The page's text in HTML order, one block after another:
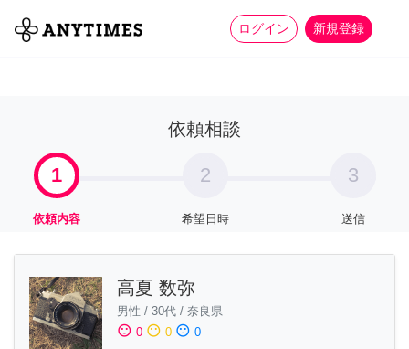
ログイン 新規登録
全て 家事 more_horiz
依頼相談
1
依頼内容
2
希望日時
3
送信
高夏 数弥
男性 / 30代 / 奈良県
sentiment_satisfied 0 sentiment_neutral 0 sentiment_dissatisfied 0